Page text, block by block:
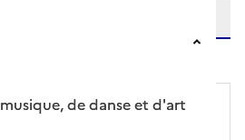
de danse et d'art
de danse et d'art